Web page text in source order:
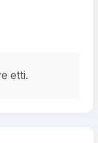
etti.